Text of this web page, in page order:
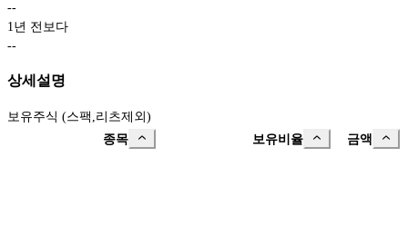
--
1년 전보다
--
상세설명
보유주식 (스팩,리츠제외)
종목
보유비율 금액